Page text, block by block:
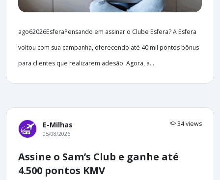
ago62026EsferaPensando em assinar o Clube Esfera? A Esfera
voltou com sua campanha, oferecendo até 40 mil pontos bônus
para clientes que realizarem adesão. Agora, a...
E-Milhas 34 views
05/08/2026
Assine o Sam’s Club e ganhe até
4.500 pontos KMV